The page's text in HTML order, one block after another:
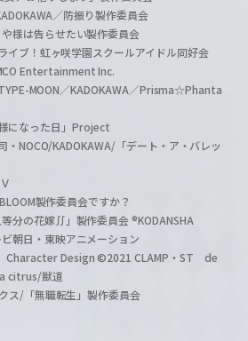
／防振り製作委員会
様は告らせたい製作委員会
ブ！虹ヶ咲学園スクールアイドル同好会
Entertainment Inc.
MOON／KADOKAWA／Prisma☆Phanta
になった日」Project
NOCO/KADOKAWA/「デート・ア・バレッ
製作委員会ですか？
分の花嫁∬」製作委員会 ®KODANSHA
朝日・東映アニメーション
Character Design ©2021 CLAMP・ST de
citrus/獣道
ス/「無職転生」製作委員会